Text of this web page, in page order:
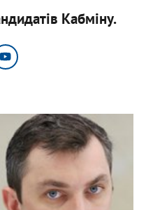
Кабміну.